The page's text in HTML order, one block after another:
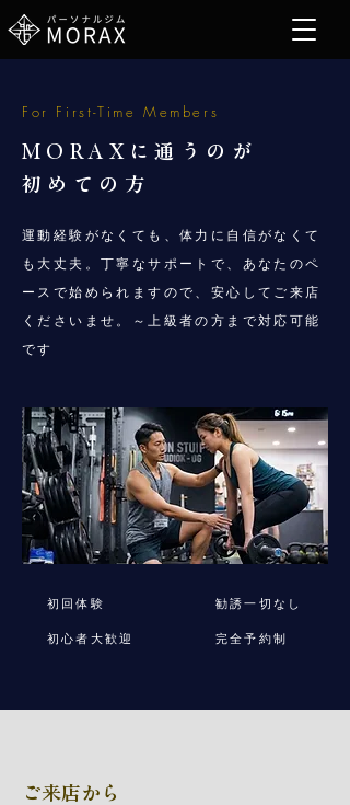
For First-Time Members
MORAXに通うのが
初めての方
運動経験がなくても、体力に自信がなくて
も大丈夫。丁寧なサポートで、あなたのペ
ースで始められますので、安心してご来店
くださいませ。～上級者の方まで対応可能
です
初回体験
初心者大歓迎
勧誘一切なし
完全予約制
ご来店から